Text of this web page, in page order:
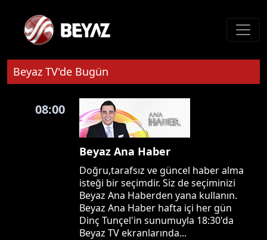
Beyaz TV'de Bugün
08:00
Beyaz Ana Haber
Doğru,tarafsız ve güncel haber alma
isteği bir seçimdir. Siz de seçiminizi
Beyaz Ana Haberden yana kullanın.
Beyaz Ana Haber hafta içi her gün
Dinç Tunçel'in sunumuyla 18:30'da
Beyaz TV ekranlarında...